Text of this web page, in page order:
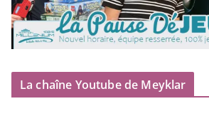
La chaîne Youtube de Meyklar